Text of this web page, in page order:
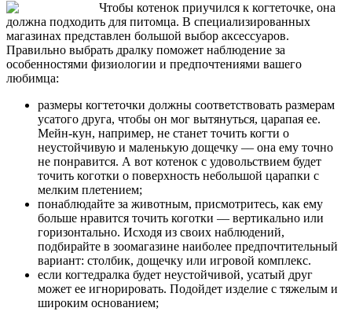
Чтобы котенок приучился к когтеточке, она
должна подходить для питомца. В специализированных
магазинах представлен большой выбор аксессуаров.
Правильно выбрать дралку поможет наблюдение за
особенностями физиологии и предпочтениями вашего
любимца:
размеры когтеточки должны соответствовать размерам
усатого друга, чтобы он мог вытянуться, царапая ее.
Мейн-кун, например, не станет точить когти о
неустойчивую и маленькую дощечку –– она ему точно
не понравится. А вот котенок с удовольствием будет
точить коготки о поверхность небольшой царапки с
мелким плетением;
понаблюдайте за животным, присмотритесь, как ему
больше нравится точить коготки –– вертикально или
горизонтально. Исходя из своих наблюдений,
подбирайте в зоомагазине наиболее предпочтительный
вариант: столбик, дощечку или игровой комплекс.
если когтедралка будет неустойчивой, усатый друг
может ее игнорировать. Подойдет изделие с тяжелым и
широким основанием;